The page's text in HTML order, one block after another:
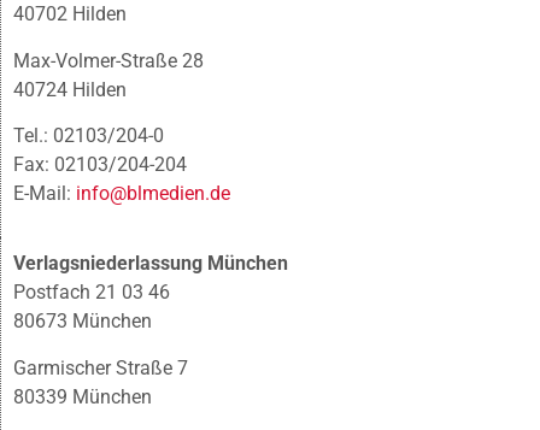
40702 Hilden
Max-Volmer-Straße 28
40724 Hilden
Tel.: 02103/204-0
Fax: 02103/204-204
E-Mail: info@blmedien.de
Verlagsniederlassung München
Postfach 21 03 46
80673 München
Garmischer Straße 7
80339 München